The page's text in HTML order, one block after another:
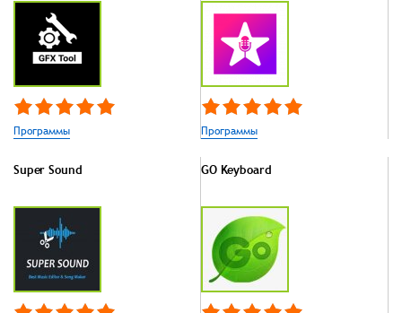
Программы Программы
Super Sound GO Keyboard